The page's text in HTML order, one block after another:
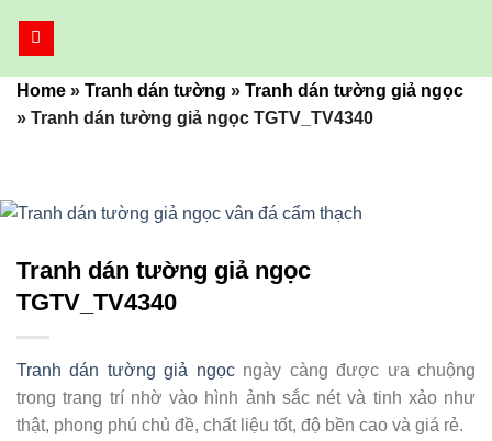
dungHome » Tranh dán tường » Tranh dán tường giả ngọc
» Tranh dán tường giả ngọc TGTV_TV4340
Tranh dán tường giả ngọc
TGTV_TV4340
Tranh dán tường giả ngọcngày càng được ưa chuộng
trong trang trí nhờ vào hình ảnh sắc nét và tinh xảo như
thật, phong phú chủ đề, chất liệu tốt, độ bền cao và giá rẻ.